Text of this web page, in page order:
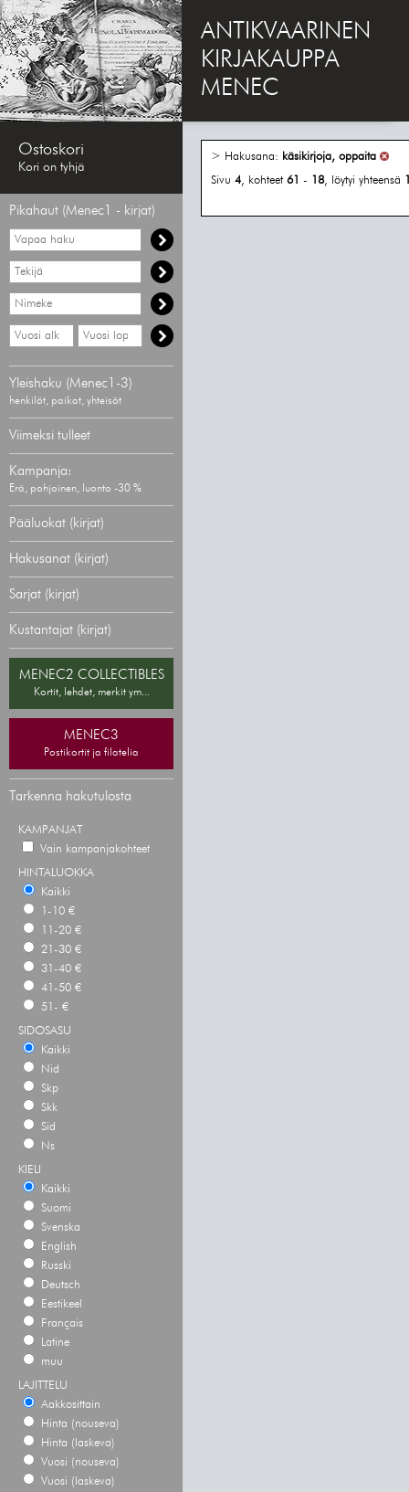
ANTIKVAARINEN
KIRJAKAUPPA
MENEC
Ostoskori
Kori on tyhjä
Pikahaut (Menec1 - kirjat)
Vapaa
haku
Hae
tekijää
Hae
nimekettä
Hae
vähimmäisvuosi
Hae
enimmäisvuosi
Yleishaku (Menec1-3)
henkilöt, paikat, yhteisöt
Viimeksi tulleet
Kampanja:
Erä, pohjoinen, luonto -30 %
Pääluokat (kirjat)
Hakusanat (kirjat)
Sarjat (kirjat)
Kustantajat (kirjat)
MENEC2 COLLECTIBLES
Kortit, lehdet, merkit ym...
MENEC3
Postikortit ja filatelia
Tarkenna hakutulosta
KAMPANJAT
Vain kampanjakohteet
HINTALUOKKA
Kaikki
1-10 €
11-20 €
21-30 €
31-40 €
41-50 €
51- €
SIDOSASU
Kaikki
Nid
Skp
Skk
Sid
Ns
KIELI
Kaikki
Suomi
Svenska
English
Russki
Deutsch
Eestikeel
Français
Latine
muu
LAJITTELU
Aakkosittain
Hinta (nouseva)
Hinta (laskeva)
Vuosi (nouseva)
Vuosi (laskeva)
> Hakusana: käsikirjoja, oppaita
Sivu 4, kohteet 61 - 18, löytyi yhteensä